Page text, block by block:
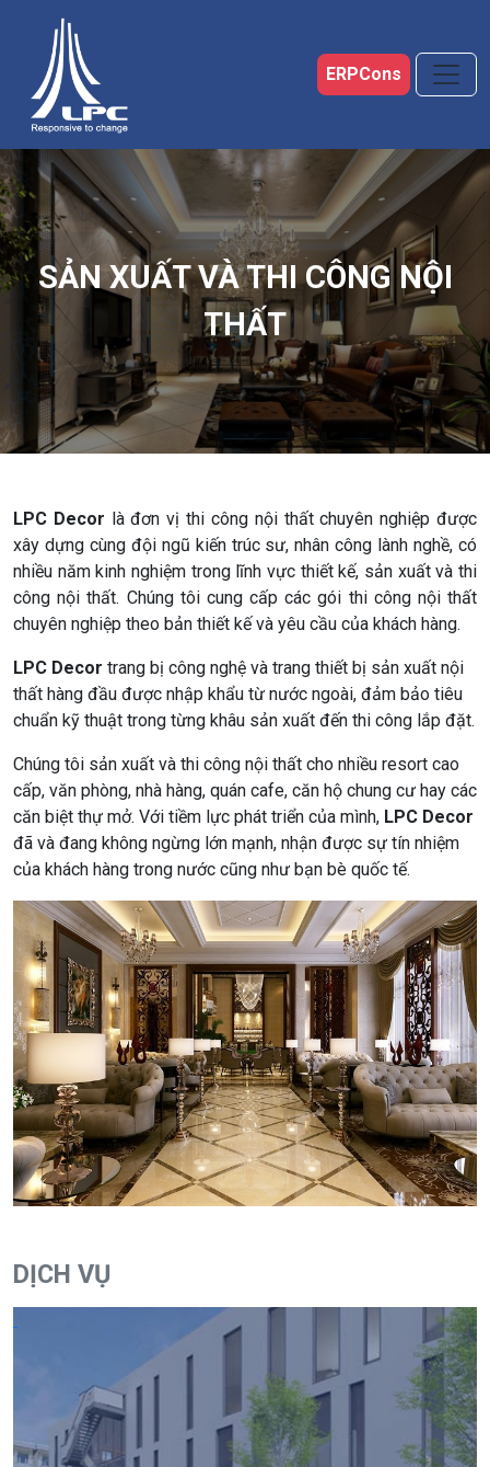
ERPCons
SẢN XUẤT VÀ THI CÔNG NỘI
THẤT
LPC Decor là đơn vị thi công nội thất chuyên nghiệp được
xây dựng cùng đội ngũ kiến trúc sư, nhân công lành nghề, có
nhiều năm kinh nghiệm trong lĩnh vực thiết kế, sản xuất và thi
công nội thất. Chúng tôi cung cấp các gói thi công nội thất
chuyên nghiệp theo bản thiết kế và yêu cầu của khách hàng.
LPC Decor trang bị công nghệ và trang thiết bị sản xuất nội
thất hàng đầu được nhập khẩu từ nước ngoài, đảm bảo tiêu
chuẩn kỹ thuật trong từng khâu sản xuất đến thi công lắp đặt.
Chúng tôi sản xuất và thi công nội thất cho nhiều resort cao
cấp, văn phòng, nhà hàng, quán cafe, căn hộ chung cư hay các
căn biệt thự mở. Với tiềm lực phát triển của mình, LPC Decor
đã và đang không ngừng lớn mạnh, nhận được sự tín nhiệm
của khách hàng trong nước cũng như bạn bè quốc tế.
DỊCH VỤ